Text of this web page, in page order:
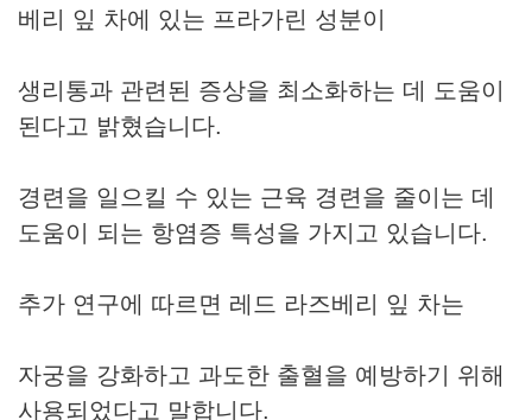
베리 잎 차에 있는 프라가린 성분이
생리통과 관련된 증상을 최소화하는 데 도움이
된다고 밝혔습니다.
경련을 일으킬 수 있는 근육 경련을 줄이는 데
도움이 되는 항염증 특성을 가지고 있습니다.
추가 연구에 따르면 레드 라즈베리 잎 차는
자궁을 강화하고 과도한 출혈을 예방하기 위해
사용되었다고 말합니다.